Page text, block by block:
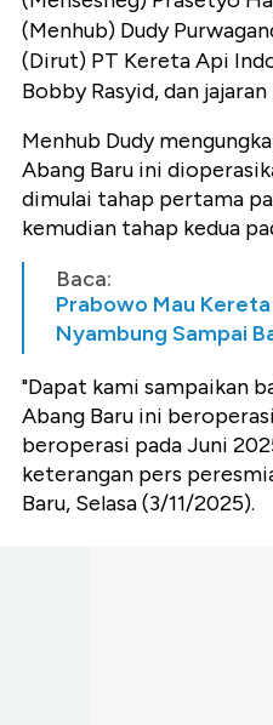
(Menhub) Dudy
(Dirut) PT Kereta Api
Bobby Rasyid, dan jajaran
Menhub Dudy
Abang Baru ini
dimulai tahap pertama
kemudian tahap kedua
Baca:
Prabowo Mau
Nyambung Sampai
"Dapat kami sampaikan
Abang Baru ini
beroperasi pada Juni
keterangan pers
Baru, Selasa (3/11/2025).